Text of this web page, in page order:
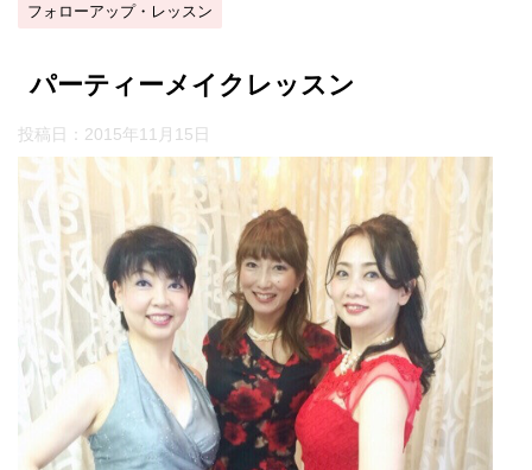
フォローアップ・レッスン
パーティーメイクレッスン
投稿日： 2015年11月15日